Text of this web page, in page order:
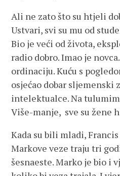
Ali ne zato što su htjeli
Ustvari, svi su mu od
Bio je veći od života,
radio dobro. Imao je
ordinaciju. Kuću s
osjećao dobar sljemenski
intelektualce. Na
Više-manje, sve su žene
Kada su bili mladi,
Markove veze traju tri
šesnaeste. Marko je bio i